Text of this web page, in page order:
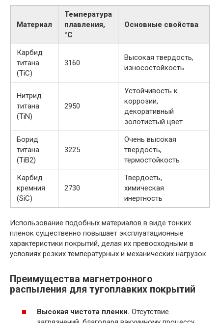
Материал
Температура
плавления,
°C
Основные свойства
Карбид
титана
(TiC)
3160
Высокая твердость,
износостойкость
Нитрид
титана
(TiN)
2950
Устойчивость к
коррозии,
декоративный
золотистый цвет
Борид
титана
(TiB2)
3225
Очень высокая
твердость,
термостойкость
Карбид
кремния
(SiC)
2730
Твердость,
химическая
инертность
Использование подобных материалов в виде тонких
пленок существенно повышает эксплуатационные
характеристики покрытий, делая их превосходными в
условиях резких температурных и механических нагрузок.
Преимущества магнетронного
распыления для тугоплавких покрытий
Высокая чистота пленки. Отсутствие